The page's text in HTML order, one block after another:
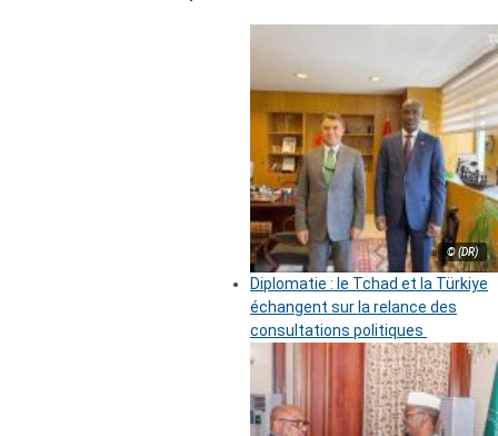
© (DR)
Diplomatie : le Tchad et la Türkiye
échangent sur la relance des
consultations politiques